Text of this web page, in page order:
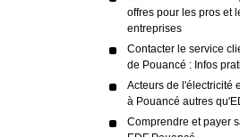
offres pour les pros et
entreprises
Contacter le service
de Pouancé : Infos
Acteurs de l'électricité
à Pouancé autres
Comprendre et payer